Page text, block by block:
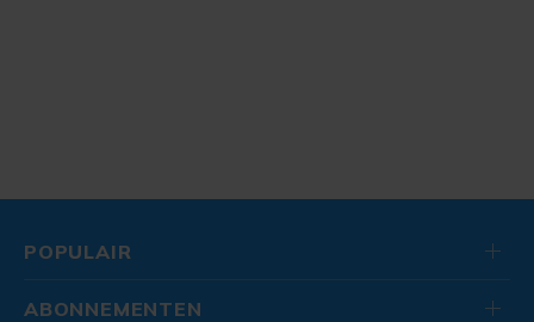
POPULAIR
ABONNEMENTEN